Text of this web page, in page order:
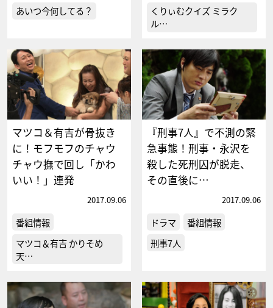
あいつ今何してる？
くりぃむクイズ ミラク
ル…
マツコ＆有吉が骨抜き
に！モフモフのチャウ
チャウ撫で回し「かわ
いい！」連発
2017.09.06
番組情報
マツコ＆有吉 かりそめ
天…
『刑事7人』で不測の緊
急事態！刑事・永沢を
殺した死刑囚が脱走、
その直後に…
2017.09.06
ドラマ
番組情報
刑事7人